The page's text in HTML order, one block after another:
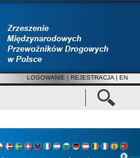
LOGOWANIE | REJESTRACJA | EN